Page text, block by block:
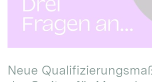
Neue